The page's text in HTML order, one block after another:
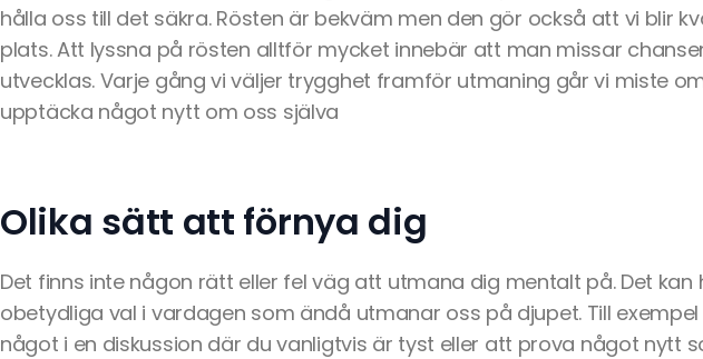
hålla oss till det säkra. Rösten är bekväm men den gör också att vi blir
plats. Att lyssna på rösten alltför mycket innebär att man missar
utvecklas. Varje gång vi väljer trygghet framför utmaning går vi miste
upptäcka något nytt om oss själva
Olika sätt att förnya dig
Det finns inte någon rätt eller fel väg att utmana dig mentalt på. Det kan
obetydliga val i vardagen som ändå utmanar oss på djupet. Till
något i en diskussion där du vanligtvis är tyst eller att prova något nytt